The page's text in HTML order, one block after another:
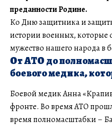
преданности Родине.
Ко Дню защитника и
истории военных, которые
мужество нашего народа в
От АТО до
боевого медика,
Боевой медик Анна
фронте. Во время АТО
время полномасштабки –